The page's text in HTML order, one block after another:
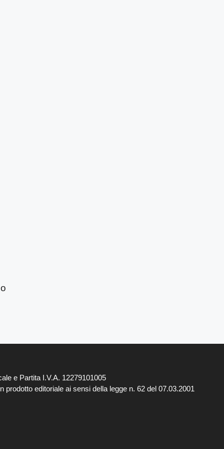
e Partita I.V.A. 12279101005
editoriale ai sensi della legge n. 62 del 07.03.2001